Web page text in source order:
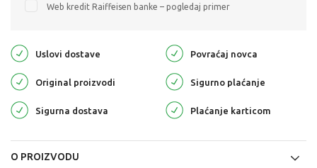
Web kredit Raiffeisen banke – pogledaj primer
Uslovi dostave Povraćaj novca
Original proizvodi Sigurno plaćanje
Sigurna dostava Plaćanje karticom
O PROIZVODU